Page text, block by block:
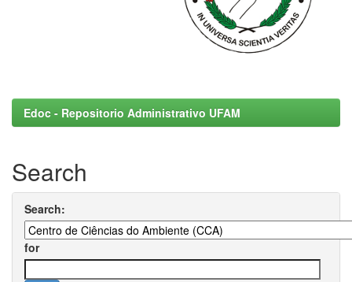
Edoc - Repositorio Administrativo UFAM
Search
Search:
for